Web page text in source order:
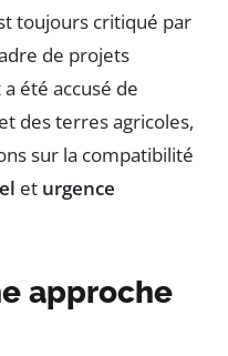
toujours critiqué par
de projets
été accusé de
des terres agricoles,
sur la compatibilité
et urgence
approche